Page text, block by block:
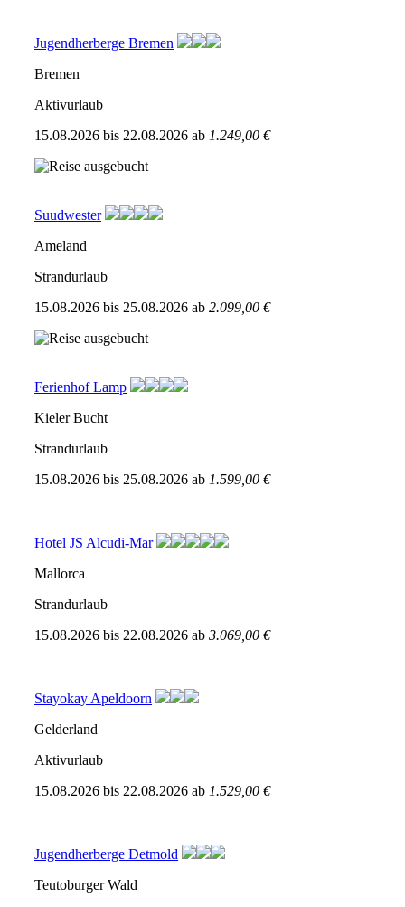
Jugendherberge Bremen
Bremen
Aktivurlaub
15.08.2026 bis 22.08.2026 ab 1.249,00 €
Suudwester
Ameland
Strandurlaub
15.08.2026 bis 25.08.2026 ab 2.099,00 €
Ferienhof Lamp
Kieler Bucht
Strandurlaub
15.08.2026 bis 25.08.2026 ab 1.599,00 €
Hotel JS Alcudi-Mar
Mallorca
Strandurlaub
15.08.2026 bis 22.08.2026 ab 3.069,00 €
Stayokay Apeldoorn
Gelderland
Aktivurlaub
15.08.2026 bis 22.08.2026 ab 1.529,00 €
Jugendherberge Detmold
Teutoburger Wald